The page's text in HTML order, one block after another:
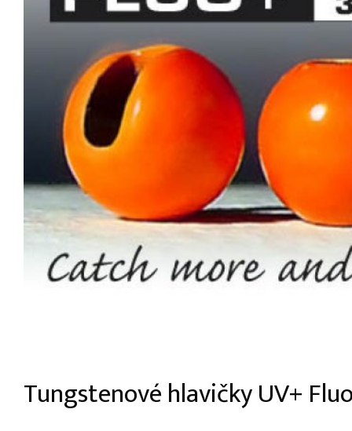
Tungstenové hlavičky UV+